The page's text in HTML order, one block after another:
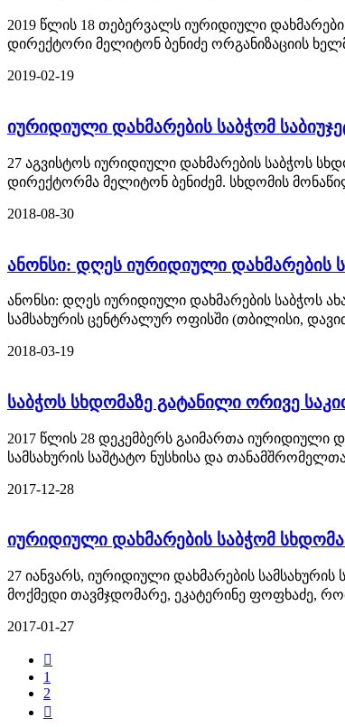
2019 წლის 18 თებერვალს იურიდიული
დირექტორი მელიტონ ბენიძე ორგანიზაციის
2019-02-19
იურიდიული დახმარების საბჭომ
27 აგვისტოს იურიდიული დახმარების საბჭოს
დირექტორმა მელიტონ ბენიძემ. სხდომის
2018-08-30
ანონსი: დღეს იურიდიული დახმარების
ანონსი: დღეს იურიდიული დახმარების საბჭოს
სამსახურის ცენტრალურ ოფისში (თბილისი,
2018-03-19
საბჭოს სხდომაზე გატანილი ორივე
2017 წლის 28 დეკემბერს გაიმართა იურიდიული
სამსახურის საშტატო ნუსხისა და
2017-12-28
იურიდიული დახმარების საბჭომ
27 იანვარს, იურიდიული დახმარების
მოქმედი თავმჯდომარე, ეკატერინე ფოფხაძე,
2017-01-27

1
2
